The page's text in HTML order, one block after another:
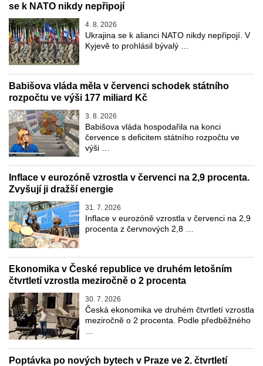
se k NATO nikdy nepřipojí
4. 8. 2026
Ukrajina se k alianci NATO nikdy nepřipojí. V
Kyjevě to prohlásil bývalý …
Babišova vláda měla v červenci schodek státního
rozpočtu ve výši 177 miliard Kč
3. 8. 2026
Babišova vláda hospodařila na konci
července s deficitem státního rozpočtu ve
výši …
Inflace v eurozóně vzrostla v červenci na 2,9 procenta.
Zvyšují ji dražší energie
31. 7. 2026
Inflace v eurozóně vzrostla v červenci na 2,9
procenta z červnových 2,8 …
Ekonomika v České republice ve druhém letošním
čtvrtletí vzrostla meziročně o 2 procenta
30. 7. 2026
Česká ekonomika ve druhém čtvrtletí vzrostla
meziročně o 2 procenta. Podle předběžného
Poptávka po nových bytech v Praze ve 2. čtvrtletí